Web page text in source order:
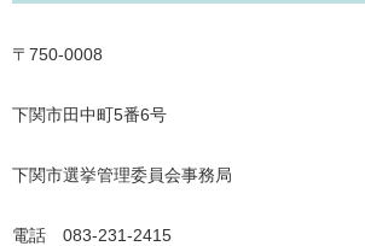
〒750-0008
下関市田中町5番6号
下関市選挙管理委員会事務局
電話 083-231-2415